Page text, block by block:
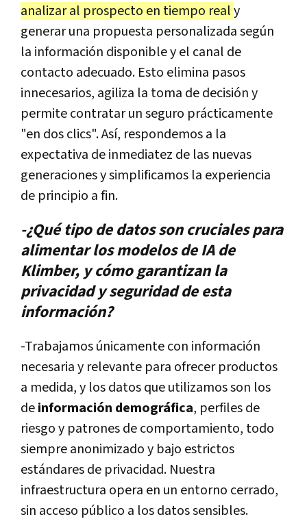
analizar al prospecto en tiempo realy
generar una propuesta personalizada según
la información disponible y el canal de
contacto adecuado. Esto elimina pasos
innecesarios, agiliza la toma de decisión y
permite contratar un seguro prácticamente
"en dos clics". Así, respondemos a la
expectativa de inmediatez de las nuevas
generaciones y simplificamos la experiencia
de principio a fin.
-¿Qué tipo de datos son cruciales para
alimentar los modelos de IA de
Klimber, y cómo garantizan la
privacidad y seguridad de esta
información?
-Trabajamos únicamente con información
necesaria y relevante para ofrecer productos
a medida, y los datos que utilizamos son los
deinformación demográfica, perfiles de
riesgo y patrones de comportamiento, todo
siempre anonimizado y bajo estrictos
estándares de privacidad. Nuestra
infraestructura opera en un entorno cerrado,
sin acceso público a los datos sensibles.